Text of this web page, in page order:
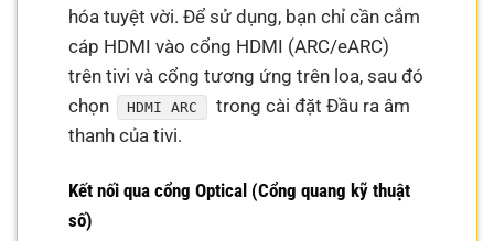
hóa tuyệt vời. Để sử dụng, bạn chỉ cần cắm
cáp HDMI vào cổng HDMI (ARC/eARC)
trên tivi và cổng tương ứng trên loa, sau đó
chọn
HDMI ARC
trong cài đặt Đầu ra âm
thanh của tivi.
Kết nối qua cổng Optical (Cổng quang kỹ thuật
số)